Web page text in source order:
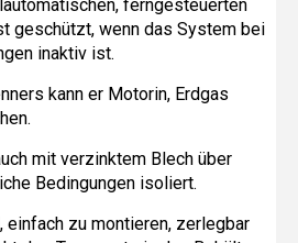
ferngesteuerten
geschützt, wenn das System bei
inaktiv ist.
kann er Motorin, Erdgas
mit verzinktem Blech über
Bedingungen isoliert.
einfach zu montieren, zerlegbar